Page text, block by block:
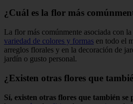
¿Cuál es la flor más
La flor más comúnmente asociada con
variedad de colores y formas en todo el
arreglos florales y en la decoración de
jardín o gusto personal.
¿Existen otras flores que
Sí, existen otras flores que también